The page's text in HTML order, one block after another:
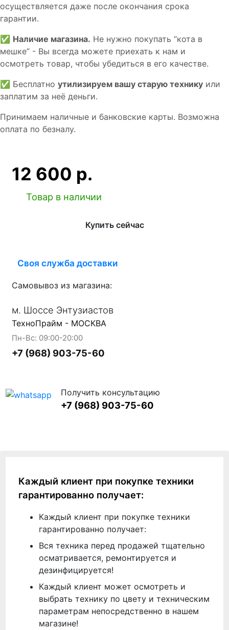
осуществляется даже после окончания срока
гарантии.
✅ Наличие магазина. Не нужно покупать “кота в
мешке” - Вы всегда можете приехать к нам и
осмотреть товар, чтобы убедиться в его качестве.
✅ Бесплатно утилизируем вашу старую технику или
заплатим за неё деньги.
Принимаем наличные и банковские карты. Возможна
оплата по безналу.
12 600 р.
Товар в наличии
Купить сейчас
Своя служба доставки
Самовывоз из магазина:
м. Шоссе Энтузиастов
ТехноПрайм - МОСКВА
Пн-Вс: 09:00-20:00
+7 (968) 903-75-60
Получить консультацию
+7 (968) 903-75-60
Каждый клиент при покупке техники
гарантированно получает:
Каждый клиент при покупке техники
гарантированно получает:
Вся техника перед продажей тщательно
осматривается, ремонтируется и
дезинфицируется!
Каждый клиент может осмотреть и
выбрать технику по цвету и техническим
параметрам непосредственно в нашем
магазине!